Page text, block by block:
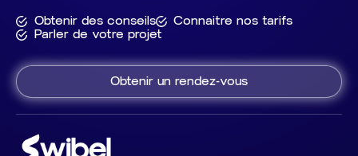
Obtenir des conseils
Connaitre nos tarifs
Parler de votre projet
Obtenir un rendez-vous